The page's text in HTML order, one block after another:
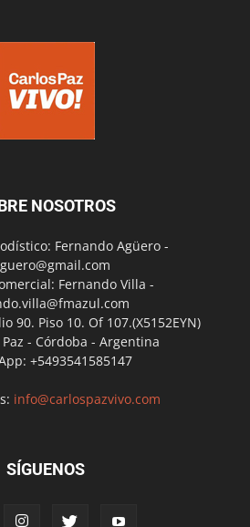
NOSOTROS
Fernando Agüero -
Fernando Villa -
90. Piso 10. Of 107.(X5152EYN)
- Córdoba - Argentina
+5493541585147
info@carlospazvivo.com
SÍGUENOS